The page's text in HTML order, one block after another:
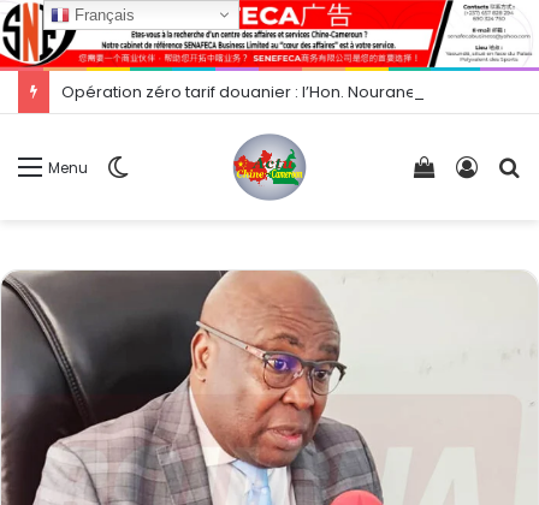
Menu
Voir
Français